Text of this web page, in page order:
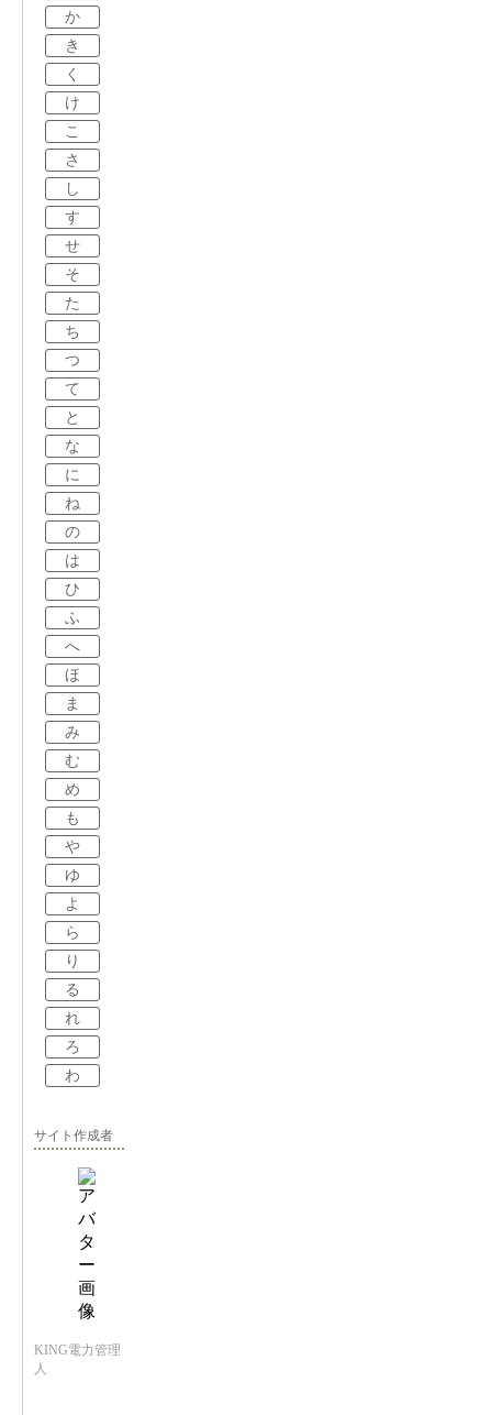
か
き
く
け
こ
さ
し
す
せ
そ
た
ち
つ
て
と
な
に
ね
の
は
ひ
ふ
へ
ほ
ま
み
む
め
も
や
ゆ
よ
ら
り
る
れ
ろ
わ
サイト作成者
KING電力管理
人